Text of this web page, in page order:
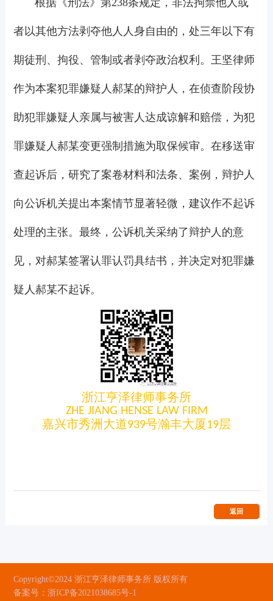
者以其他方法剥夺他人人身自由的，处三年以下有
期徒刑、拘役、管制或者剥夺政治权利。王坚律师
作为本案犯罪嫌疑人郝某的辩护人，在侦查阶段协
助犯罪嫌疑人亲属与被害人达成谅解和赔偿，为犯
罪嫌疑人郝某变更强制措施为取保候审。在移送审
查起诉后，研究了案卷材料和法条、案例，辩护人
向公诉机关提出本案情节显著轻微，建议作不起诉
处理的主张。最终，公诉机关采纳了辩护人的意
见，对郝某签署认罪认罚具结书，并决定对犯罪嫌
疑人郝某不起诉。
浙江亨泽律师事务所
ZHE JIANG HENSE LAW FIRM
嘉兴市秀洲大道939号瀚丰大厦19层
返回
Copyright©2024 浙江亨泽律师事务所 版权所有
备案号：浙ICP备2021038685号-1